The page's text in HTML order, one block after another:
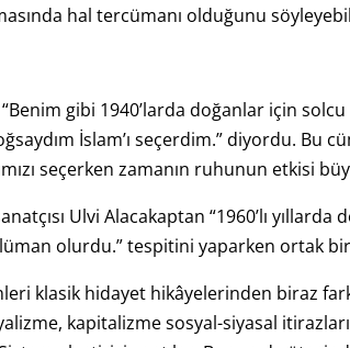
hal tercümanı olduğunu
gibi 1940’larda doğanlar için
İslam’ı seçerdim.” diyordu. Bu
seçerken zamanın ruhunun etkisi
Ulvi Alacakaptan “1960’lı
olurdu.” tespitini yaparken ortak
klasik hidayet hikâyelerinden biraz
kapitalizme sosyal-siyasal